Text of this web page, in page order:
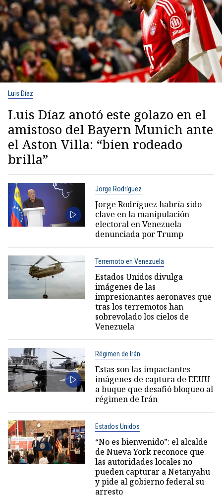
Luis Díaz
Luis Díaz anotó este golazo en el
amistoso del Bayern Munich ante
el Aston Villa: “bien rodeado
brilla”
Jorge Rodríguez
Jorge Rodríguez habría sido
clave en la manipulación
electoral en Venezuela
denunciada por Trump
Terremoto en Venezuela
Estados Unidos divulga
imágenes de las
impresionantes aeronaves que
tras los terremotos han
sobrevolado los cielos de
Venezuela
Régimen de Irán
Estas son las impactantes
imágenes de captura de EEUU
a buque que desafió bloqueo al
régimen de Irán
Estados Unidos
“No es bienvenido”: el alcalde
de Nueva York reconoce que
las autoridades locales no
pueden capturar a Netanyahu
y pide al gobierno federal su
arresto